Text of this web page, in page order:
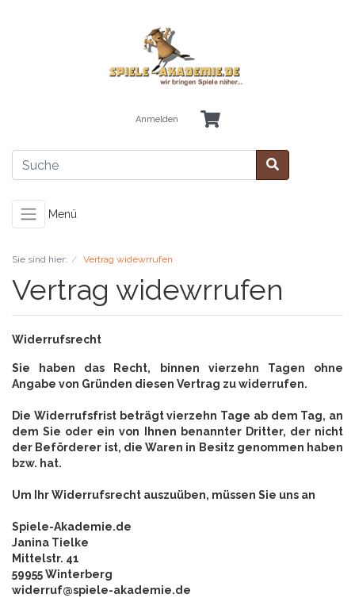
Anmelden
Menü
Sie sind hier: Vertrag widewrrufen
Vertrag widewrrufen
Widerrufsrecht
Sie haben das Recht, binnen vierzehn Tagen ohne
Angabe von Gründen diesen Vertrag zu widerrufen.
Die Widerrufsfrist beträgt vierzehn Tage ab dem Tag, an
dem Sie oder ein von Ihnen benannter Dritter, der nicht
der Beförderer ist, die Waren in Besitz genommen haben
bzw. hat.
Um Ihr Widerrufsrecht auszuüben, müssen Sie uns an
Spiele-Akademie.de
Janina Tielke
Mittelstr. 41
59955 Winterberg
widerruf@spiele-akademie.de